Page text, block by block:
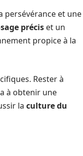
persévérance et une
précis et un
propice à la
Rester à
à obtenir une
la culture du